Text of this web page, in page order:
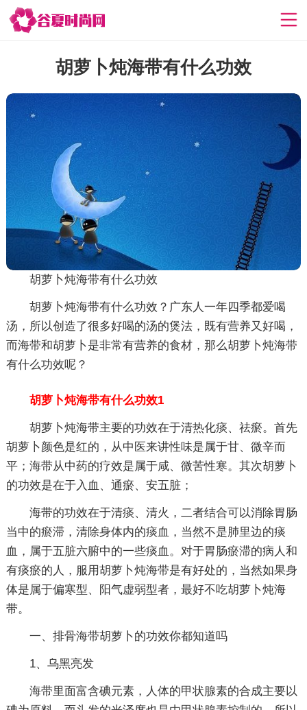
胡萝卜炖海带有什么功效
胡萝卜炖海带有什么功效
胡萝卜炖海带有什么功效？广东人一年四季都爱喝
汤，所以创造了很多好喝的汤的煲法，既有营养又好喝，
而海带和胡萝卜是非常有营养的食材，那么胡萝卜炖海带
有什么功效呢？
胡萝卜炖海带有什么功效1
胡萝卜炖海带主要的功效在于清热化痰、祛瘀。首先
胡萝卜颜色是红的，从中医来讲性味是属于甘、微辛而
平；海带从中药的疗效是属于咸、微苦性寒。其次胡萝卜
的功效是在于入血、通瘀、安五脏；
海带的功效在于清痰、清火，二者结合可以消除胃肠
当中的瘀滞，清除身体内的痰血，当然不是肺里边的痰
血，属于五脏六腑中的一些痰血。对于胃肠瘀滞的病人和
有痰瘀的人，服用胡萝卜炖海带是有好处的，当然如果身
体是属于偏寒型、阳气虚弱型者，最好不吃胡萝卜炖海
带。
一、排骨海带胡萝卜的功效你都知道吗
1、乌黑亮发
海带里面富含碘元素，人体的甲状腺素的合成主要以